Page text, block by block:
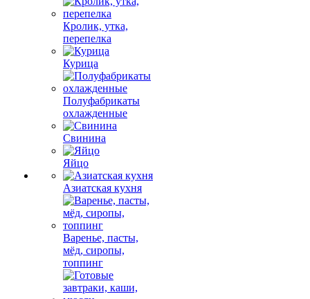
Кролик, утка,
перепелка
Курица
Полуфабрикаты
охлажденные
Свинина
Яйцо
Азиатская кухня
Варенье, пасты,
мёд, сиропы,
топпинг